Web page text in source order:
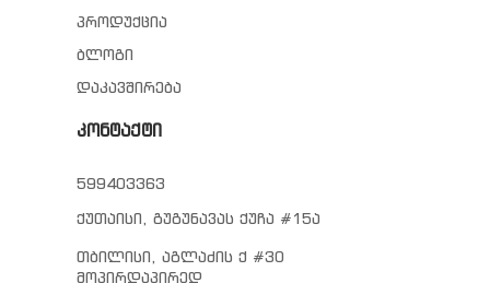
პროდუქცია
ბლოგი
დაკავშირება
კონტაქტი
599403363
ქუთაისი, გუგუნავას ქუჩა #15ა
თბილისი, აგლაძის ქ #30
მოპირდაპირედ